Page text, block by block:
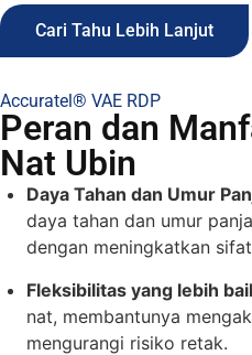
Cari Tahu Lebih Lanjut
Accuratel® VAE RDP
Peran dan
Nat Ubin
Daya Tahan dan Umur
daya tahan dan umur
dengan meningkatkan
Fleksibilitas yang lebih
nat, membantunya
mengurangi risiko retak.